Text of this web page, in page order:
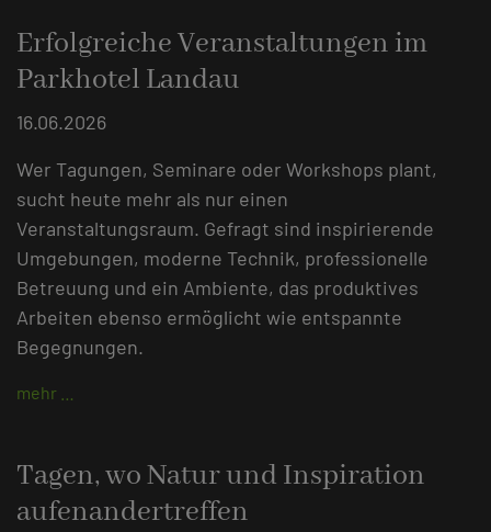
Erfolgreiche Veranstaltungen im
Parkhotel Landau
16.06.2026
Wer Tagungen, Seminare oder Workshops plant,
sucht heute mehr als nur einen
Veranstaltungsraum. Gefragt sind inspirierende
Umgebungen, moderne Technik, professionelle
Betreuung und ein Ambiente, das produktives
Arbeiten ebenso ermöglicht wie entspannte
Begegnungen.
mehr …
Tagen, wo Natur und Inspiration
aufenandertreffen